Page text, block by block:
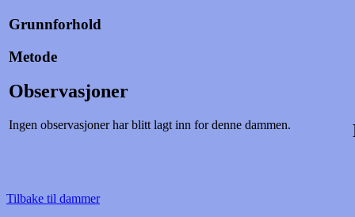
Grunnforhold
Metode
Observasjoner
Ingen observasjoner har blitt lagt inn for denne dammen.
Tilbake til dammer